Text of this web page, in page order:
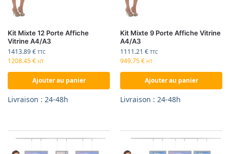
Kit Mixte 12 Porte Affiche
Vitrine A4/A3
1413.89€ TTC
1208.45€ HT
Ajouter au panier
Livraison : 24-48h
Kit Mixte 9 Porte Affiche Vitrine
A4/A3
1111.21 € TTC
949.75€ HT
Ajouter au panier
Livraison : 24-48h